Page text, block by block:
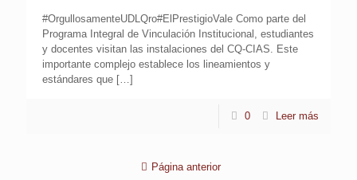
#OrgullosamenteUDLQro#ElPrestigioVale Como parte del
Programa Integral de Vinculación Institucional, estudiantes
y docentes visitan las instalaciones del CQ-CIAS. Este
importante complejo establece los lineamientos y
estándares que […]
0 Leer más
Página anterior